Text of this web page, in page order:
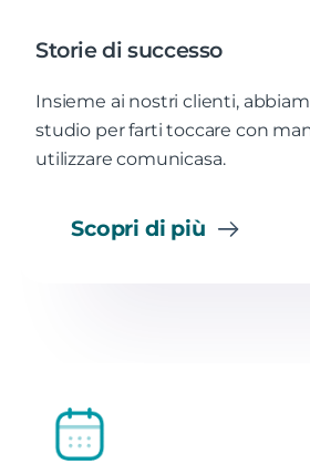
Storie di successo
Insieme ai nostri clienti,
studio per farti toccare con
utilizzare comunicasa.
Scopri di più